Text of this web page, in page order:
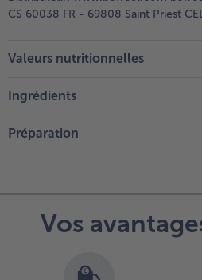
CS 60038 FR - 69808 Saint Priest
Valeurs nutritionnelles
Ingrédients
Préparation
Vos